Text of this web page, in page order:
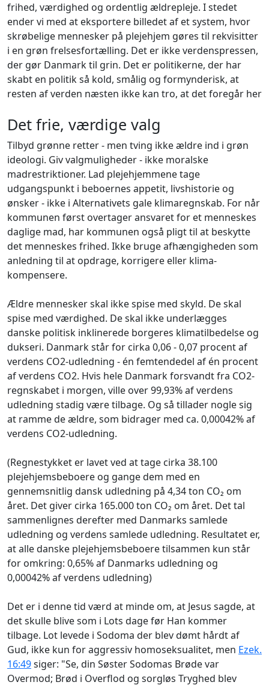
frihed, værdighed og ordentlig ældrepleje. I stedet
ender vi med at eksportere billedet af et system, hvor
skrøbelige mennesker på plejehjem gøres til rekvisitter
i en grøn frelsesfortælling. Det er ikke verdenspressen,
der gør Danmark til grin. Det er politikerne, der har
skabt en politik så kold, smålig og formynderisk, at
resten af verden næsten ikke kan tro, at det foregår her
Det frie, værdige valg
Tilbyd grønne retter - men tving ikke ældre ind i grøn
ideologi. Giv valgmuligheder - ikke moralske
madrestriktioner. Lad plejehjemmene tage
udgangspunkt i beboernes appetit, livshistorie og
ønsker - ikke i Alternativets gale klimaregnskab. For når
kommunen først overtager ansvaret for et menneskes
daglige mad, har kommunen også pligt til at beskytte
det menneskes frihed. Ikke bruge afhængigheden som
anledning til at opdrage, korrigere eller klima-
kompensere.
Ældre mennesker skal ikke spise med skyld. De skal
spise med værdighed. De skal ikke underlægges
danske politisk inklinerede borgeres klimatilbedelse og
dukseri. Danmark står for cirka 0,06 - 0,07 procent af
verdens CO2-udledning - én femtendedel af én procent
af verdens CO2. Hvis hele Danmark forsvandt fra CO2-
regnskabet i morgen, ville over 99,93% af verdens
udledning stadig være tilbage. Og så tillader nogle sig
at ramme de ældre, som bidrager med ca. 0,00042% af
verdens CO2-udledning.
(Regnestykket er lavet ved at tage cirka 38.100
plejehjemsbeboere og gange dem med en
gennemsnitlig dansk udledning på 4,34 ton CO₂ om
året. Det giver cirka 165.000 ton CO₂ om året. Det tal
sammenlignes derefter med Danmarks samlede
udledning og verdens samlede udledning. Resultatet er,
at alle danske plejehjemsbeboere tilsammen kun står
for omkring: 0,65% af Danmarks udledning og
0,00042% af verdens udledning)
Det er i denne tid værd at minde om, at Jesus sagde, at
det skulle blive som i Lots dage før Han kommer
tilbage. Lot levede i Sodoma der blev dømt hårdt af
Gud, ikke kun for aggressiv homoseksualitet, men Ezek.
16:49siger: "Se, din Søster Sodomas Brøde var
Overmod; Brød i Overflod og sorgløs Tryghed blev